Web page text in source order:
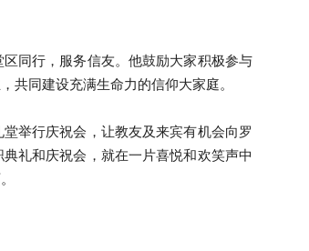
同行，服务信友。他鼓励大家积极参与
共同建设充满生命力的信仰大家庭。
举行庆祝会，让教友及来宾有机会向罗
礼和庆祝会，就在一片喜悦和欢笑声中